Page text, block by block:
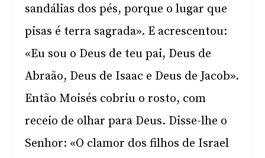
sandálias dos pés, porque o lugar que
pisas é terra sagrada». E acrescentou:
«Eu sou o Deus de teu pai, Deus de
Abraão, Deus de Isaac e Deus de Jacob».
Então Moisés cobriu o rosto, com
receio de olhar para Deus. Disse-lhe o
Senhor: «O clamor dos filhos de Israel